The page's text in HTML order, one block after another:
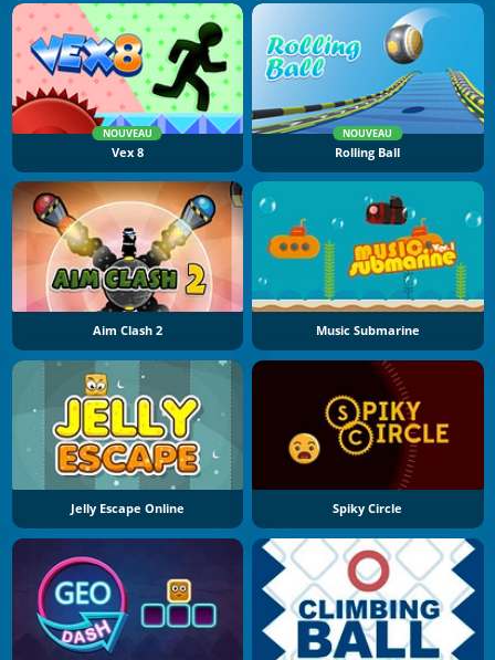
NOUVEAU
Vex 8
NOUVEAU
Rolling Ball
Aim Clash 2 Music Submarine
Jelly Escape Online Spiky Circle